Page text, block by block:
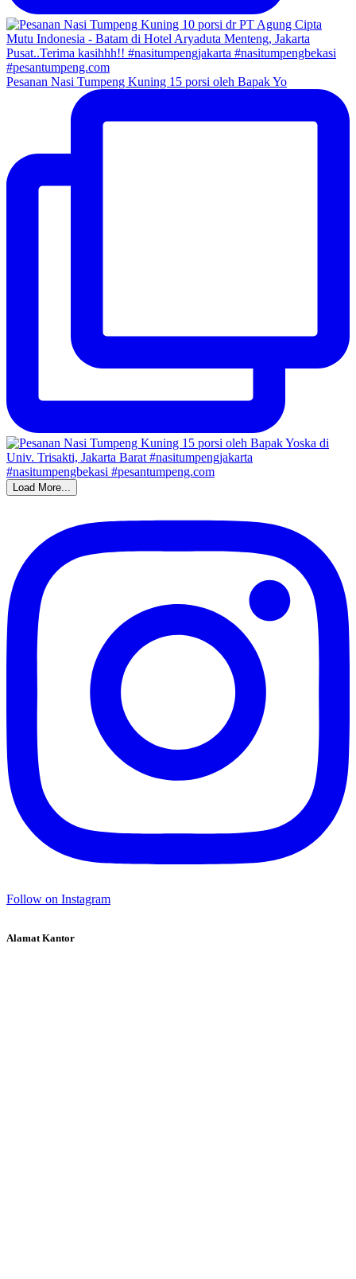
Pesanan Nasi Tumpeng Kuning 15 porsi oleh Bapak Yo
Load More...
Follow on Instagram
Alamat Kantor